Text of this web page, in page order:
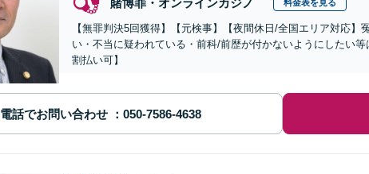
料金表を見る
【無罪判決5回獲得】【元検事】【夜間休日/全国エリア対応
い・不当に疑われている・前科/前歴が付かないようにしたい
割払い可】
電話でお問い合わせ